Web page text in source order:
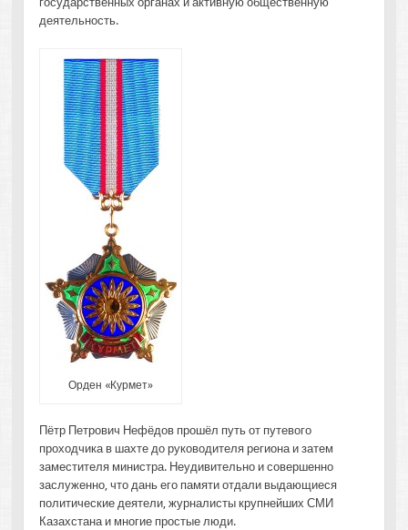
деятельность.
Орден «Курмет»
Пётр Петрович Нефёдов прошёл путь от путевого
проходчика в шахте до руководителя региона и затем
заместителя министра. Неудивительно и совершенно
заслуженно, что дань его памяти отдали выдающиеся
политические деятели, журналисты крупнейших СМИ
Казахстана и многие простые люди.